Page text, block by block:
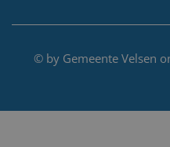
© by Gemeente Velsen